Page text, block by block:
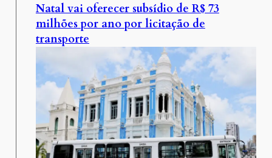
Natal vai oferecer subsídio de R$ 73
milhões por ano por licitação de
transporte